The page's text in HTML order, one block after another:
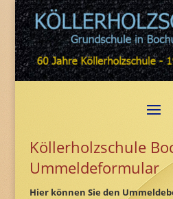
Köllerholzschule
Ummeldeformular
Hier können Sie den